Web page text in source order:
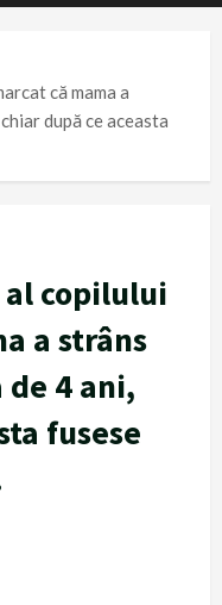
că mama a
după ce aceasta
copilului
a strâns
4 ani,
fusese